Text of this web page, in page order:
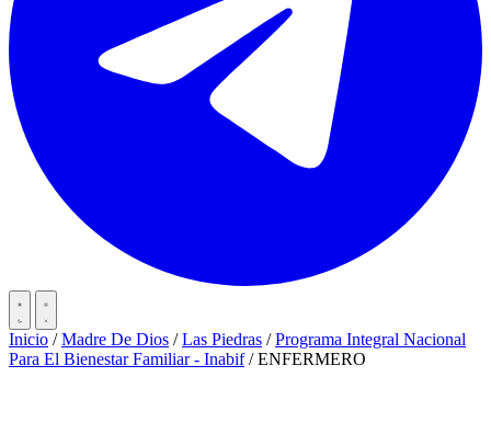
Inicio / Madre De Dios / Las Piedras / Programa Integral Nacional
Para El Bienestar Familiar - Inabif / ENFERMERO